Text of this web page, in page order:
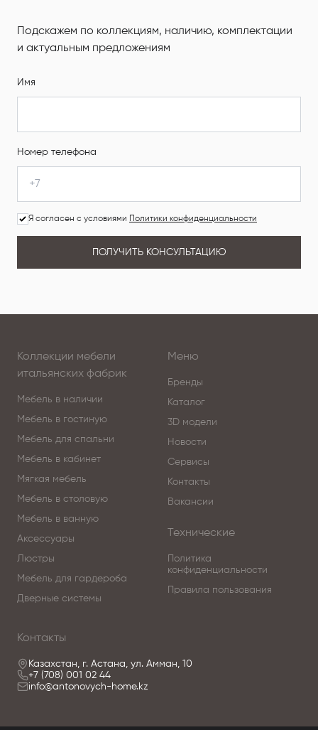
Подскажем по коллекциям, наличию, комплектации
и актуальным предложениям
Имя
Номер телефона
Я согласен с условиями Политики конфиденциальности
ПОЛУЧИТЬ КОНСУЛЬТАЦИЮ
Коллекции мебели
итальянских фабрик
Мебель в наличии
Мебель в гостиную
Мебель для спальни
Мебель в кабинет
Мягкая мебель
Мебель в столовую
Мебель в ванную
Аксессуары
Люстры
Мебель для гардероба
Дверные системы
Меню
Бренды
Каталог
3D модели
Новости
Сервисы
Контакты
Вакансии
Технические
Политика
конфиденциальности
Правила пользования
Контакты
Казахстан, г. Астана, ул. Амман, 10
+7 (708) 001 02 44
info@antonovych-home.kz